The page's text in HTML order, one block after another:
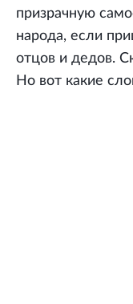
призрачную
народа, если
отцов и дедов.
Но вот какие